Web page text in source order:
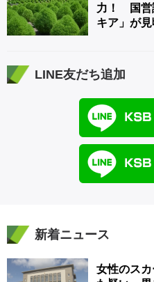
力！ 国営
キア」が
LINE友だち追加
新着ニュース
女性のス